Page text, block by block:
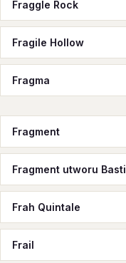
Fraggle Rock
Fragile Hollow
Fragma
Fragment
Fragment utworu Basti
Frah Quintale
Frail